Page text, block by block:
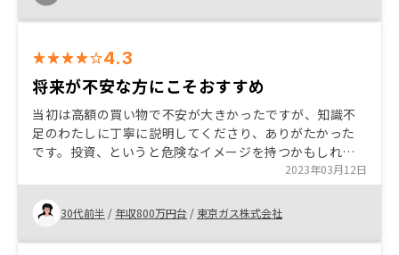
4.3
将来が不安な方にこそおすすめ
当初は高額の買い物で不安が大きかったですが、知識不
足のわたしに丁寧に説明してくださり、ありがたかった
です。投資、というと危険なイメージを持つかもしれま
せんが、生命保険代わりになったり、インフレ時の対策
になったりと優れた部分もたくさんあるので、まずは一
度話を聞くだけでも勉強になると思います。 人気がある
ので仕方がないと思いますが、すぐに決めてほしいとい
うタイムラインの短さは辛かったです。特に仕事をして
2023年03月12日
30代前半 / 年収800万円台 / 東京ガス株式会社